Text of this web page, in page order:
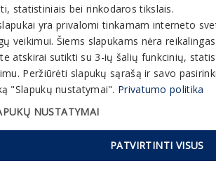
© 2026 Gaivuskvapas.lt Interneto
įskaitant jo tekstą, vaizdinę
apipavidalinimą, prekių ženklus ir
ir partnerių nuosavybė. Interneto
nuosavybę kopijuoti, platinti ar
išankstinio rašytinio bendrovės
statistiniais bei rinkodaros tikslais.
yra privalomi tinkamam interneto
veikimui. Šiems slapukams nėra
atskirai sutikti su 3-ių šalių funkcinių,
Peržiūrėti slapukų sąrašą ir savo
"Slapukų nustatymai". Privatumo politika
NUSTATYMAI
PATVIRTINTI VISUS